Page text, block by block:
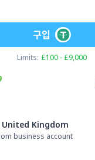
Limits: £100 - £9,000
구입
United Kingdom
business account